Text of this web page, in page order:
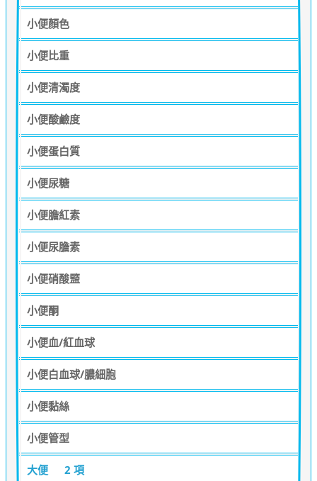
小便顏色
小便比重
小便清濁度
小便酸鹼度
小便蛋白質
小便尿糖
小便膽紅素
小便尿膽素
小便硝酸盬
小便酮
小便血/紅血球
小便白血球/膿細胞
小便黏絲
小便管型
大便 2 項